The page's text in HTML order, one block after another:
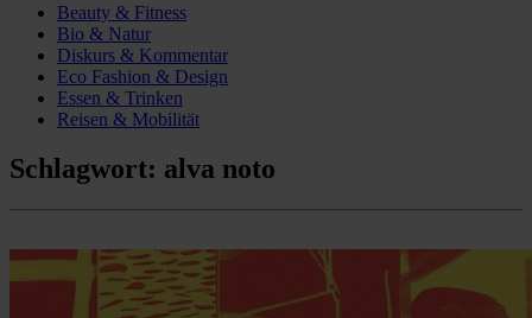
Beauty & Fitness
Bio & Natur
Diskurs & Kommentar
Eco Fashion & Design
Essen & Trinken
Reisen & Mobilität
Schlagwort: alva noto